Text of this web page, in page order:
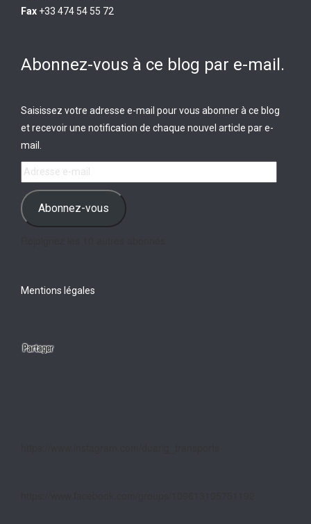
Fax +33 474 54 55 72
Abonnez-vous à ce blog par e-mail.
Saisissez votre adresse e-mail pour vous abonner à ce blog
et recevoir une notification de chaque nouvel article par e-
mail.
Adresse
e-
mail Abonnez-vous
Mentions légales